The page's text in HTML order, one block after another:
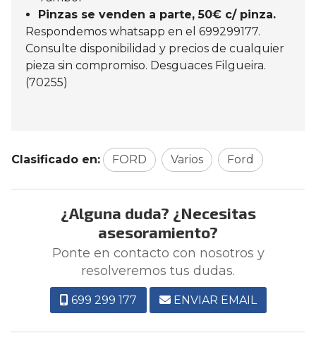
Pinzas se venden a parte, 50€ c/ pinza.
Respondemos whatsapp en el 699299177.
Consulte disponibilidad y precios de cualquier
pieza sin compromiso. Desguaces Filgueira.
(70255)
Clasificado en: FORD Varios Ford
¿Alguna duda? ¿Necesitas
asesoramiento?
Ponte en contacto con nosotros y
resolveremos tus dudas.
699 299 177 ENVIAR EMAIL